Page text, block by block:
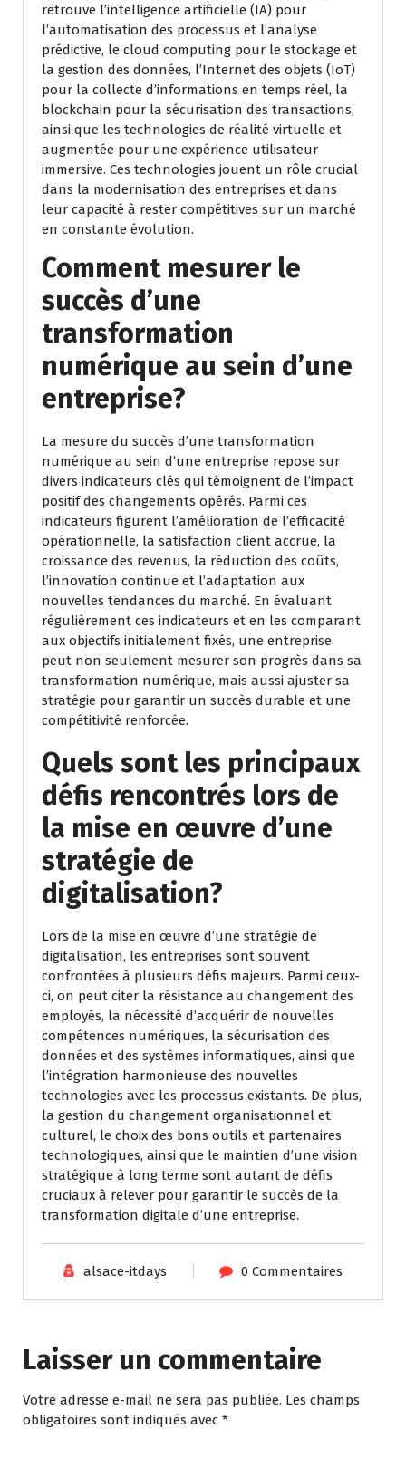
retrouve l’intelligence artificielle (IA) pour
l’automatisation des processus et l’analyse
prédictive, le cloud computing pour le stockage et
la gestion des données, l’Internet des objets (IoT)
pour la collecte d’informations en temps réel, la
blockchain pour la sécurisation des transactions,
ainsi que les technologies de réalité virtuelle et
augmentée pour une expérience utilisateur
immersive. Ces technologies jouent un rôle crucial
dans la modernisation des entreprises et dans
leur capacité à rester compétitives sur un marché
en constante évolution.
Comment mesurer le
succès d’une
transformation
numérique au sein d’une
entreprise?
La mesure du succès d’une transformation
numérique au sein d’une entreprise repose sur
divers indicateurs clés qui témoignent de l’impact
positif des changements opérés. Parmi ces
indicateurs figurent l’amélioration de l’efficacité
opérationnelle, la satisfaction client accrue, la
croissance des revenus, la réduction des coûts,
l’innovation continue et l’adaptation aux
nouvelles tendances du marché. En évaluant
régulièrement ces indicateurs et en les comparant
aux objectifs initialement fixés, une entreprise
peut non seulement mesurer son progrès dans sa
transformation numérique, mais aussi ajuster sa
stratégie pour garantir un succès durable et une
compétitivité renforcée.
Quels sont les principaux
défis rencontrés lors de
la mise en œuvre d’une
stratégie de
digitalisation?
Lors de la mise en œuvre d’une stratégie de
digitalisation, les entreprises sont souvent
confrontées à plusieurs défis majeurs. Parmi ceux-
ci, on peut citer la résistance au changement des
employés, la nécessité d’acquérir de nouvelles
compétences numériques, la sécurisation des
données et des systèmes informatiques, ainsi que
l’intégration harmonieuse des nouvelles
technologies avec les processus existants. De plus,
la gestion du changement organisationnel et
culturel, le choix des bons outils et partenaires
technologiques, ainsi que le maintien d’une vision
stratégique à long terme sont autant de défis
cruciaux à relever pour garantir le succès de la
transformation digitale d’une entreprise.
alsace-itdays 0 Commentaires
Laisser un commentaire
Votre adresse e-mail ne sera pas publiée. Les champs
obligatoires sont indiqués avec *